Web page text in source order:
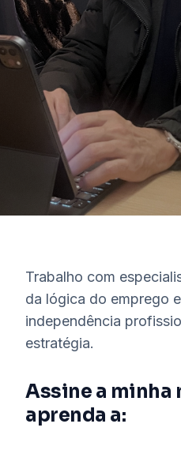
Trabalho com
da lógica do emprego
independência
estratégia.
Assine a minha
aprenda a: